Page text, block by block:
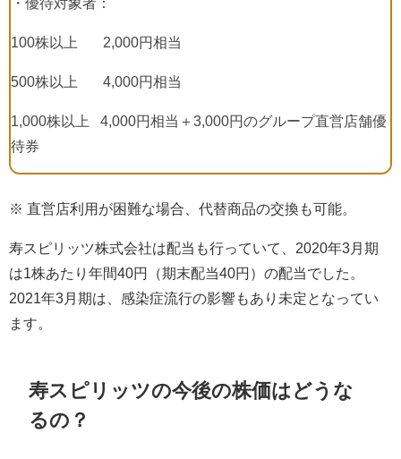
100株以上 2,000円相当
500株以上 4,000円相当
1,000株以上 4,000円相当＋3,000円のグループ直営店舗優
待券
※ 直営店利用が困難な場合、代替商品の交換も可能。
寿スピリッツ株式会社は配当も行っていて、 2020年3 月期
は1 株あたり年間40円（期末配当40円）の配当でした。
2021 年3 月期は、感染症流行の影響もあり未定となってい
ます。
寿スピリッツの今後の株価はどうな
るの？